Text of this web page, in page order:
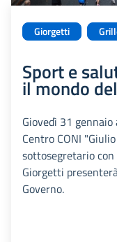
Giorgetti
Sport e
il mondo
Giovedì 31
Centro CONI
sottosegretario
Giorgetti
Governo.